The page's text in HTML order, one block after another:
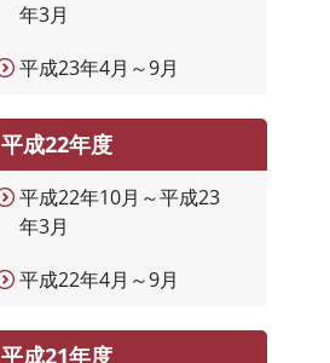
年3月
平成23年4月～9月
平成22年度
平成22年10月～平成23
年3月
平成22年4月～9月
平成21年度